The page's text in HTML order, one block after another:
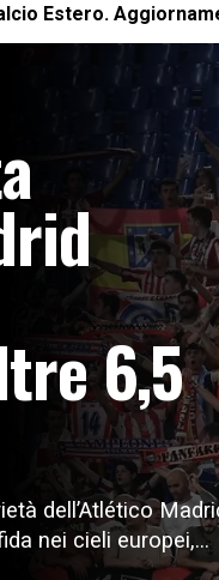
Estero.
6,5
dell’Atlético
nei cieli europei,...